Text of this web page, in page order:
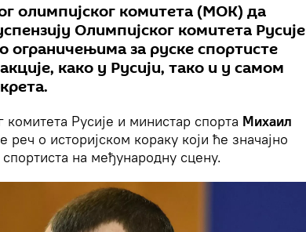
олимпијског комитета (МОК) да
Олимпијског комитета Русије
ограничењима за руске спортисте
како у Русији, тако и у самом
Русије и министар спорта Михаил
реч о историјском кораку који ће значајно
на међународну сцену.